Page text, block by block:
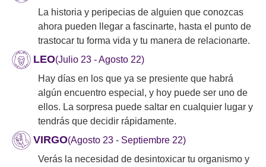
La historia y peripecias de alguien que conozcas
ahora pueden llegar a fascinarte, hasta el punto de
trastocar tu forma vida y tu manera de relacionarte.
LEO(Julio 23 - Agosto 22)
Hay días en los que ya se presiente que habrá
algún encuentro especial, y hoy puede ser uno de
ellos. La sorpresa puede saltar en cualquier lugar y
tendrás que decidir rápidamente.
VIRGO(Agosto 23 - Septiembre 22)
Verás la necesidad de desintoxicar tu organismo y